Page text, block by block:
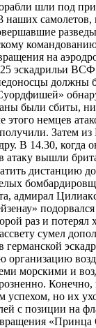
шли под
наших
на
эскадрильи ВСФ
должны
были сбиты, ни
этого немцев
Затем
В 14.30,
атаку вышли
дистанцию
адмирал
раз и
сумел
организацию
морскими и
успехом, но их
с позиции на